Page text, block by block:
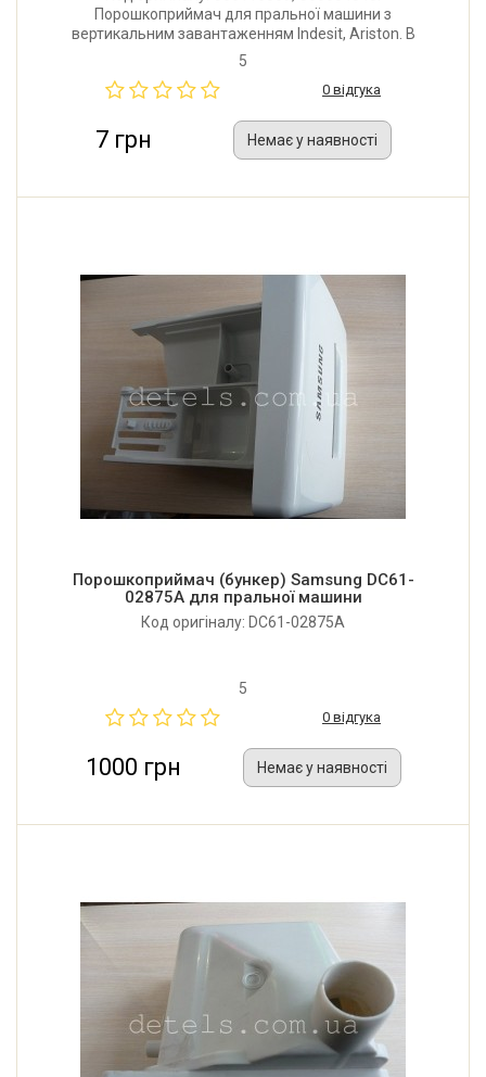
Порошкоприймач для пральної машини з
вертикальним завантаженням Indesit, Ariston. В
наявності тільки Б/У, нові зняті з виробництва.
5
0 відгука
7 грн Немає у наявності
Порошкоприймач (бункер) Samsung DC61-
02875A для пральної машини
Код оригіналу: DC61-02875A
5
0 відгука
1000 грн Немає у наявності